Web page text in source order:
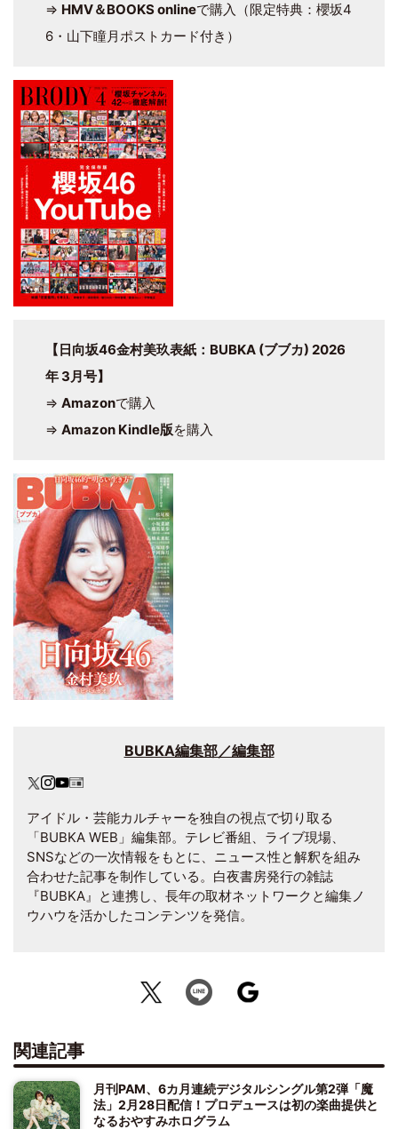
⇒ HMV＆BOOKS onlineで購入（限定特典：櫻坂4
6・山下瞳月ポストカード付き）
【日向坂46金村美玖表紙：BUBKA (ブブカ) 2026
年 3月号】
⇒ Amazonで購入
⇒ Amazon Kindle版を購入
BUBKA編集部／編集部
アイドル・芸能カルチャーを独自の視点で切り取る
「BUBKA WEB」編集部。テレビ番組、ライブ現場、
SNSなどの一次情報をもとに、ニュース性と解釈を組み
合わせた記事を制作している。白夜書房発行の雑誌
『BUBKA』と連携し、長年の取材ネットワークと編集ノ
ウハウを活かしたコンテンツを発信。
関連記事
月刊PAM、6カ月連続デジタルシングル第2弾「魔
法」2月28日配信！プロデュースは初の楽曲提供と
なるおやすみホログラム